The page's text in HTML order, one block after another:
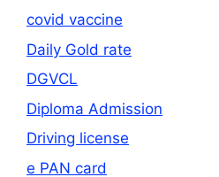
covid vaccine
Daily Gold rate
DGVCL
Diploma Admission
Driving license
e PAN card